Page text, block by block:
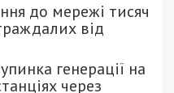
до мережі тисяч
від
генерації на
через